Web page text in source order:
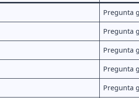
Pregunta
Pregunta
Pregunta
Pregunta
Pregunta